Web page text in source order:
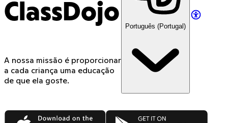
ClassDojo
A nossa missão é proporcionar
a cada criança uma educação
de que ela goste.
Português (Portugal)
App Store Google Play